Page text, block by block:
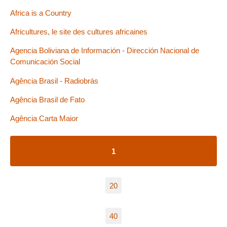
Africa is a Country
Africultures, le site des cultures africaines
Agencia Boliviana de Información - Dirección Nacional de
Comunicación Social
Agência Brasil - Radiobrás
Agência Brasil de Fato
Agência Carta Maior
1
20
40